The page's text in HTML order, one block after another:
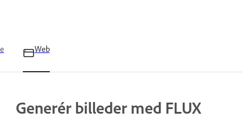
Web
Generér billeder med FLUX